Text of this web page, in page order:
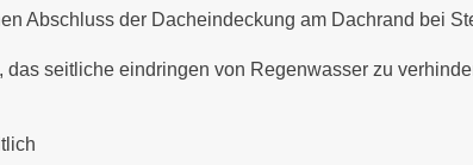
Abschluss der Dacheindeckung am Dachrand bei
seitliche eindringen von Regenwasser zu